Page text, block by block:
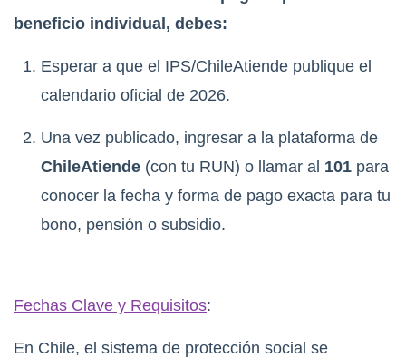
beneficio individual, debes:
Esperar a que el IPS/ChileAtiende publique el
calendario oficial de 2026.
Una vez publicado, ingresar a la plataforma de
ChileAtiende (con tu RUN) o llamar al 101 para
conocer la fecha y forma de pago exacta para tu
bono, pensión o subsidio.
Fechas Clave y Requisitos:
En Chile, el sistema de protección social se